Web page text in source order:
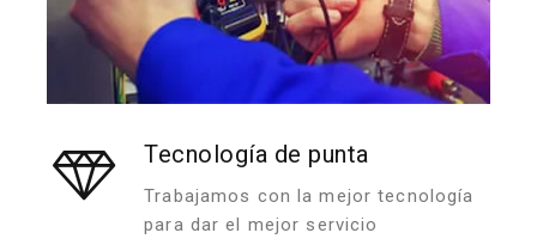
Tecnología de punta
Trabajamos con la mejor tecnología
para dar el mejor servicio